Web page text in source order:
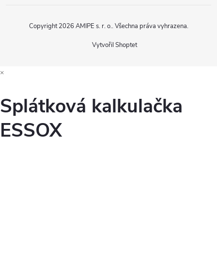
Vytvořil Shoptet
Copyright 2026 AMIPE s. r. o.. Všechna práva vyhrazena.
×
Splátková kalkulačka
ESSOX